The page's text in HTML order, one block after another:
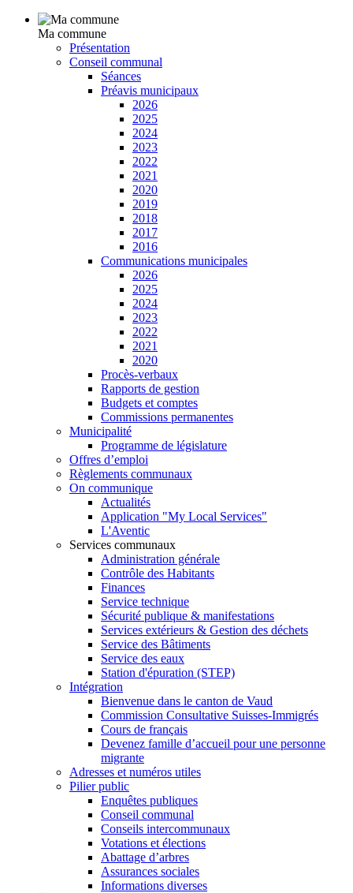
Ma commune
Présentation
Conseil communal
Séances
Préavis municipaux
2026
2025
2024
2023
2022
2021
2020
2019
2018
2017
2016
Communications municipales
2026
2025
2024
2023
2022
2021
2020
Procès-verbaux
Rapports de gestion
Budgets et comptes
Commissions permanentes
Municipalité
Programme de législature
Offres d’emploi
Règlements communaux
On communique
Actualités
Application "My Local Services"
L'Aventic
Services communaux
Administration générale
Contrôle des Habitants
Finances
Service technique
Sécurité publique & manifestations
Services extérieurs & Gestion des déchets
Service des Bâtiments
Service des eaux
Station d'épuration (STEP)
Intégration
Bienvenue dans le canton de Vaud
Commission Consultative Suisses-Immigrés
Cours de français
Devenez famille d’accueil pour une personne
migrante
Adresses et numéros utiles
Pilier public
Enquêtes publiques
Conseil communal
Conseils intercommunaux
Votations et élections
Abattage d’arbres
Assurances sociales
Informations diverses